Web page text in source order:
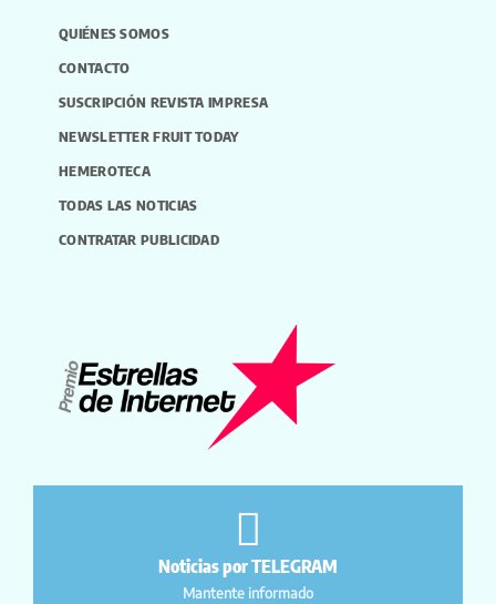
QUIÉNES SOMOS
CONTACTO
SUSCRIPCIÓN REVISTA IMPRESA
NEWSLETTER FRUIT TODAY
HEMEROTECA
TODAS LAS NOTICIAS
CONTRATAR PUBLICIDAD
Noticias por TELEGRAM
Mantente informado